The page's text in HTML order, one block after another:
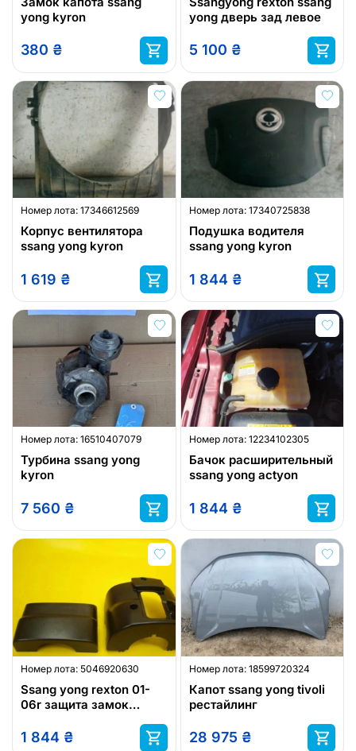
yong kyron
380 ₴
yong дверь зад левое
5 100 ₴
Номер лота: 17346612569
Корпус вентилятора
ssang yong kyron
1 619 ₴
Номер лота: 17340725838
Подушка водителя
ssang yong kyron
1 844 ₴
Номер лота: 16510407079
Турбина ssang yong
kyron
7 560 ₴
Номер лота: 12234102305
Бачок расширительный
ssang yong actyon
1 844 ₴
Номер лота: 5046920630
Ssang yong rexton 01-
06r защита замок
1 844 ₴
Номер лота: 18599720324
Капот ssang yong tivoli
рестайлинг
28 975 ₴